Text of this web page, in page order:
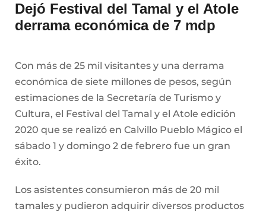
Dejó Festival del Tamal y el Atole
derrama económica de 7 mdp
Con más de 25 mil visitantes y una derrama
económica de siete millones de pesos, según
estimaciones de la Secretaría de Turismo y
Cultura, el Festival del Tamal y el Atole edición
2020 que se realizó en Calvillo Pueblo Mágico el
sábado 1 y domingo 2 de febrero fue un gran
éxito.
Los asistentes consumieron más de 20 mil
tamales y pudieron adquirir diversos productos